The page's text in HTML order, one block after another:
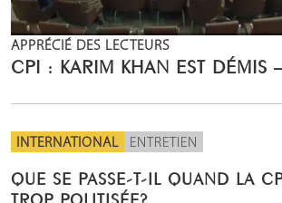
APPRÉCIÉ DES LECTEURS
CPI : KARIM KHAN EST DÉMIS
INTERNATIONAL ENTRETIEN
QUE SE PASSE-T-IL QUAND LA
TROP POLITISÉE?